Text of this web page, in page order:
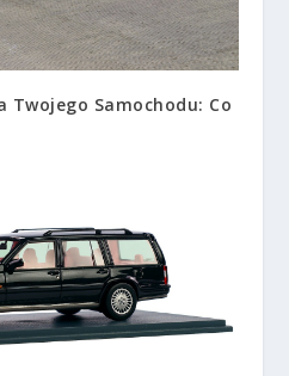
Twojego Samochodu: Co